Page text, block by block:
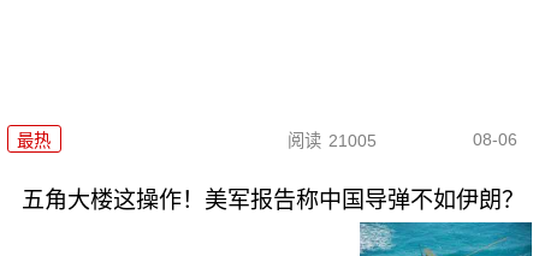
最热 阅读 21005 08-06
五角大楼这操作！美军报告称中国导弹不如伊朗？